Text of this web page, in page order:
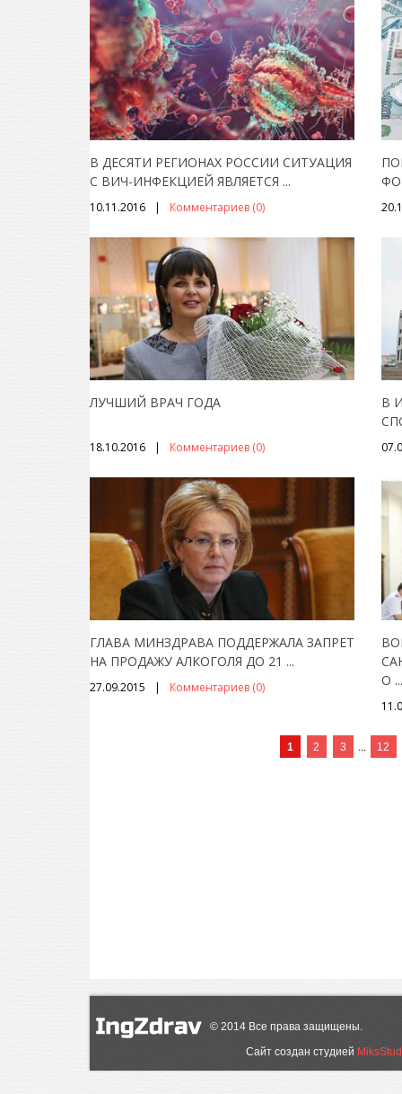
В ДЕСЯТИ РЕГИОНАХ РОССИИ СИТУАЦИЯ
С ВИЧ-ИНФЕКЦИЕЙ ЯВЛЯЕТСЯ ...
10.11.2016 Комментариев (0)
ЛУЧШИЙ ВРАЧ ГОДА
18.10.2016 Комментариев (0)
В
ГЛАВА МИНЗДРАВА ПОДДЕРЖАЛА ЗАПРЕТ
НА ПРОДАЖУ АЛКОГОЛЯ ДО 21 ...
27.09.2015 Комментариев (0)
О ...
1 2 3 ... 12
© 2014 Все права защищены.
Сайт создан студией